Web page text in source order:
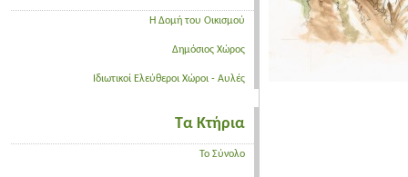
Η Δομή του Οικισμού
Δημόσιος Χώρος
Ιδιωτικοί Ελεύθεροι Χώροι - Αυλές
Τα Κτήρια
Το Σύνολο